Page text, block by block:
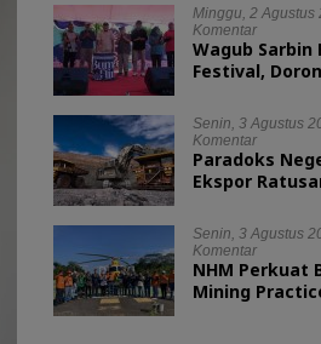
Minggu, 2 Agustus
Komentar
Wagub Sarbin
Festival,
Senin, 3 Agustus
Komentar
Paradoks
Ekspor
Senin, 3 Agustus
Komentar
NHM Perkuat
Mining